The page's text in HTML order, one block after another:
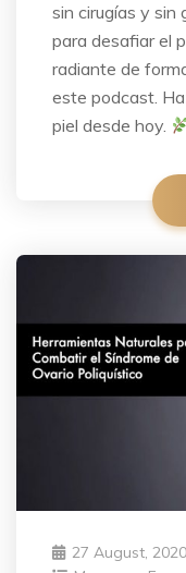
sin cirugías y sin
para desafiar el
radiante de
este podcast.
piel desde hoy.
27 August, 2020